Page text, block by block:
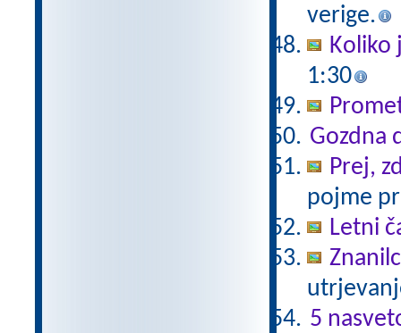
verige.
Koliko
1:30
Gozdna
Prej,
pojme
Letni
5